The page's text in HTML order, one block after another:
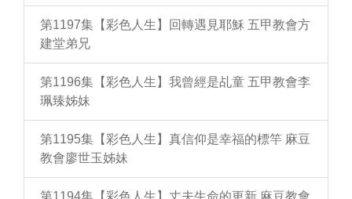
第1197集【彩色人生】回轉遇見耶穌 五甲教會方
建堂弟兄
第1196集【彩色人生】我曾經是乩童 五甲教會李
珮臻姊妹
第1195集【彩色人生】真信仰是幸福的標竿 麻豆
教會廖世玉姊妹
第1194集【彩色人生】丈夫生命的更新 麻豆教會